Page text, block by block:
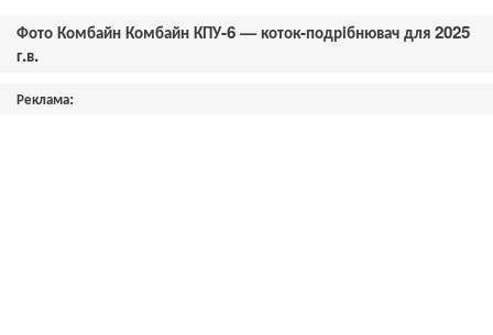
Фото Комбайн Комбайн КПУ-6 — коток-подрібнювач для 2025
г.в.
Реклама: